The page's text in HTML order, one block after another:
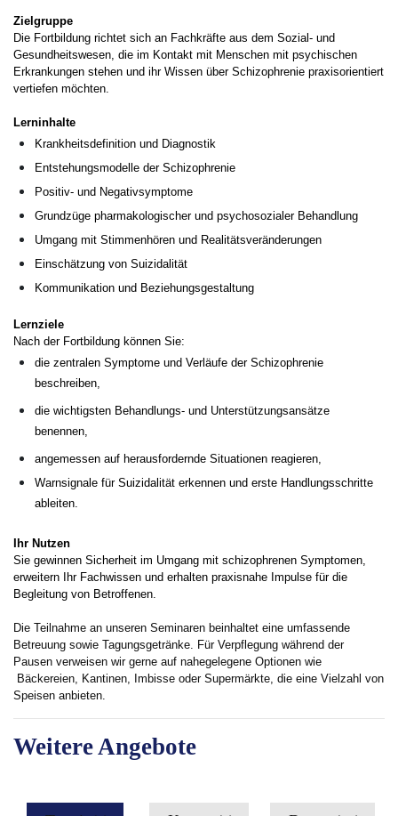
Zielgruppe
Die Fortbildung richtet sich an Fachkräfte aus dem Sozial- und
Gesundheitswesen, die im Kontakt mit Menschen mit psychischen
Erkrankungen stehen und ihr Wissen über Schizophrenie praxisorientiert
vertiefen möchten.
Lerninhalte
Krankheitsdefinition und Diagnostik
Entstehungsmodelle der Schizophrenie
Positiv- und Negativsymptome
Grundzüge pharmakologischer und psychosozialer Behandlung
Umgang mit Stimmenhören und Realitätsveränderungen
Einschätzung von Suizidalität
Kommunikation und Beziehungsgestaltung
Lernziele
Nach der Fortbildung können Sie:
die zentralen Symptome und Verläufe der Schizophrenie
beschreiben,
die wichtigsten Behandlungs- und Unterstützungsansätze
benennen,
angemessen auf herausfordernde Situationen reagieren,
Warnsignale für Suizidalität erkennen und erste Handlungsschritte
ableiten.
Ihr Nutzen
Sie gewinnen Sicherheit im Umgang mit schizophrenen Symptomen,
erweitern Ihr Fachwissen und erhalten praxisnahe Impulse für die
Begleitung von Betroffenen.
Die Teilnahme an unseren Seminaren beinhaltet eine umfassende
Betreuung sowie Tagungsgetränke. Für Verpflegung während der
Pausen verweisen wir gerne auf nahegelegene Optionen wie
Bäckereien, Kantinen, Imbisse oder Supermärkte, die eine Vielzahl von
Speisen anbieten.
Weitere Angebote